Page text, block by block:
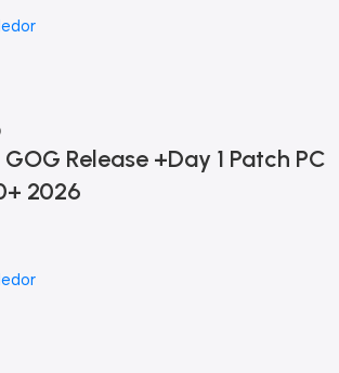
Release +Day 1 Patch PC
2026